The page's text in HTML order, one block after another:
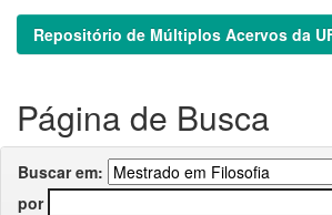
Repositório de Múltiplos Acervos da
Página de Busca
Buscar em:
por